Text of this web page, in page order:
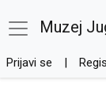
Muzej
Prijavi se